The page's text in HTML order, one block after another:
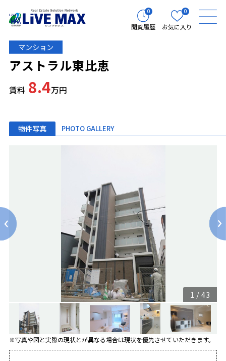
0
閲覧履歴
0
お気に入り
マンション
アストラル東比恵
賃料 8.4万円
物件写真 PHOTO GALLERY
1 /43
※写真や図と実際の現状とが異なる場合は現状を優先させていただきます。